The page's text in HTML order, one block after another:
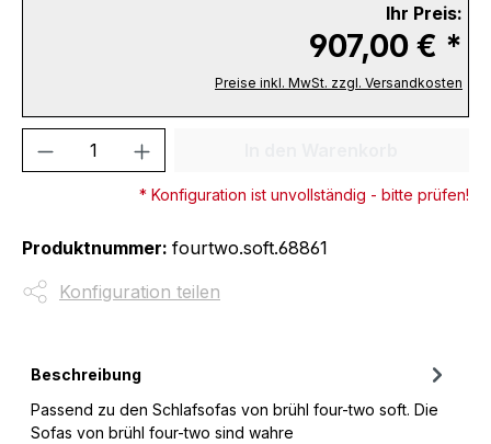
Ihr Preis:
907,00 € *
Preise inkl. MwSt. zzgl. Versandkosten
Produkt Anzahl: Gib den
* Konfiguration ist unvollständig - bitte prüfen!
Produktnummer: fourtwo.soft.68861
Konfiguration teilen
Beschreibung
Passend zu den Schlafsofas von brühl four-two soft. Die
Sofas von brühl four-two sind wahre